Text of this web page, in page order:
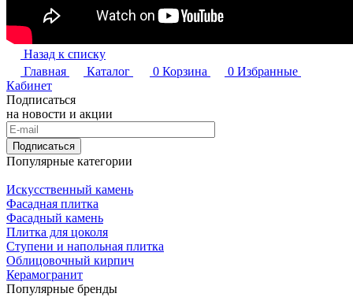
Назад к списку
Главная
Каталог 0 Корзина 0 Избранные
Кабинет
Подписаться
на новости и акции
Подписаться
Популярные категории
Искусственный камень
Фасадная плитка
Фасадный камень
Плитка для цоколя
Ступени и напольная плитка
Облицовочный кирпич
Керамогранит
Популярные бренды